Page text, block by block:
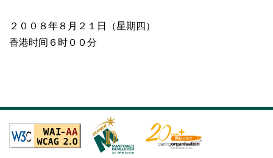
２００８年８月２１日（星期四）
香港时间６时００分